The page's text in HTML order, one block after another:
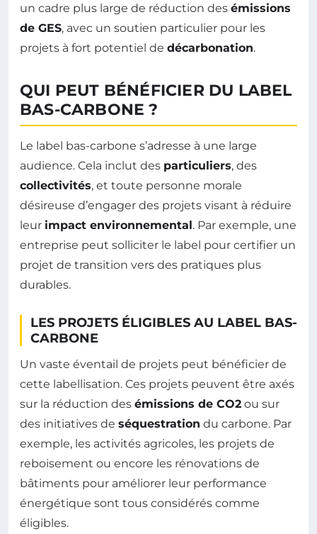
un cadre plus large de réduction des émissions
de GES, avec un soutien particulier pour les
projets à fort potentiel de décarbonation.
QUI PEUT BÉNÉFICIER DU LABEL
BAS-CARBONE ?
Le label bas-carbone s’adresse à une large
audience. Cela inclut des particuliers, des
collectivités, et toute personne morale
désireuse d’engager des projets visant à réduire
leur impact environnemental. Par exemple, une
entreprise peut solliciter le label pour certifier un
projet de transition vers des pratiques plus
durables.
LES PROJETS ÉLIGIBLES AU LABEL BAS-
CARBONE
Un vaste éventail de projets peut bénéficier de
cette labellisation. Ces projets peuvent être axés
sur la réduction des émissions de CO2 ou sur
des initiatives de séquestration du carbone. Par
exemple, les activités agricoles, les projets de
reboisement ou encore les rénovations de
bâtiments pour améliorer leur performance
énergétique sont tous considérés comme
éligibles.